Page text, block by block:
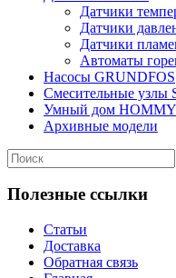
Датчики
Датчики
Датчики
Автоматы
Насосы GRUNDFOS
Смесительные узлы
Умный дом
Архивные модели
Полезные ссылки
Статьи
Доставка
Обратная связь